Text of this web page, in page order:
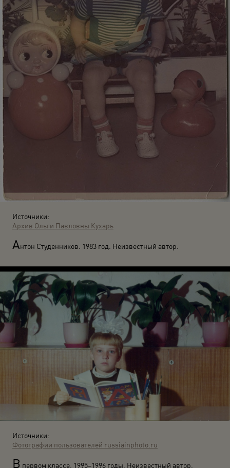
Источники:
Архив Ольги Павловны Кухарь
Антон Студенников. 1983 год. Неизвестный автор.
Источники:
Фотографии пользователей russiainphoto.ru
В первом классе. 1995–1996 годы. Неизвестный автор.